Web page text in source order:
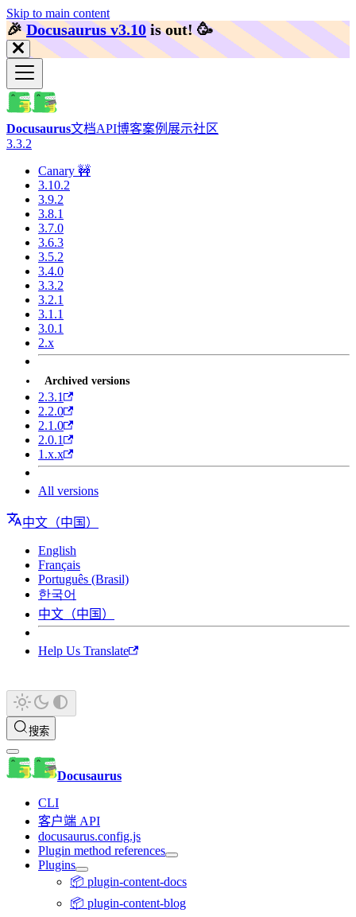
Skip to main content
🎉️Docusaurus v3.10 is out! 🥳️
Docusaurus文档API博客案例展示社区
3.3.2
Canary 🚧
3.10.2
3.9.2
3.8.1
3.7.0
3.6.3
3.5.2
3.4.0
3.3.2
3.2.1
3.1.1
3.0.1
2.x
Archived versions
2.3.1
2.2.0
2.1.0
2.0.1
1.x.x
All versions
中文（中国）
English
Français
Português (Brasil)
한국어
中文（中国）
Help Us Translate
搜索
Docusaurus
CLI
客户端 API
docusaurus.config.js
Plugin method references
Plugins
📦 plugin-content-docs
📦 plugin-content-blog